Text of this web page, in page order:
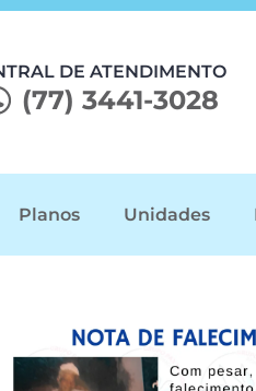
DE ATENDIMENTO
(77) 3441-3028
Planos Unidades